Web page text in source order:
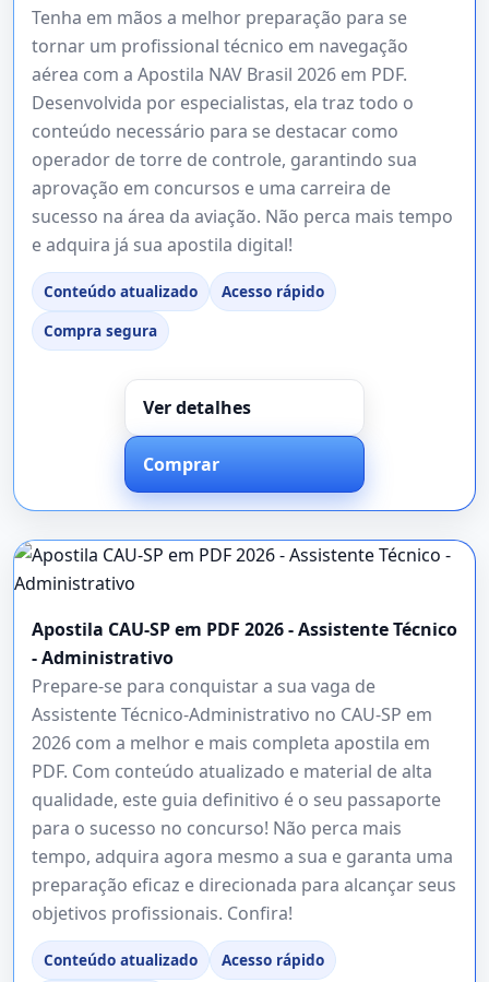
Tenha em mãos a melhor preparação para se
tornar um profissional técnico em navegação
aérea com a Apostila NAV Brasil 2026 em PDF.
Desenvolvida por especialistas, ela traz todo o
conteúdo necessário para se destacar como
operador de torre de controle, garantindo sua
aprovação em concursos e uma carreira de
sucesso na área da aviação. Não perca mais tempo
e adquira já sua apostila digital!
Conteúdo atualizado
Acesso rápido
Compra segura
Ver detalhes
Comprar
Apostila CAU-SP em PDF 2026 - Assistente Técnico
- Administrativo
Prepare-se para conquistar a sua vaga de
Assistente Técnico-Administrativo no CAU-SP em
2026 com a melhor e mais completa apostila em
PDF. Com conteúdo atualizado e material de alta
qualidade, este guia definitivo é o seu passaporte
para o sucesso no concurso! Não perca mais
tempo, adquira agora mesmo a sua e garanta uma
preparação eficaz e direcionada para alcançar seus
objetivos profissionais. Confira!
Conteúdo atualizado
Acesso rápido